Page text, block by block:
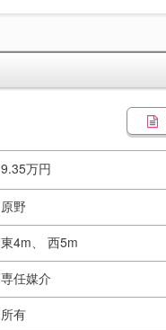
9.35万円
原野
東4m、 西5m
専任媒介
所有